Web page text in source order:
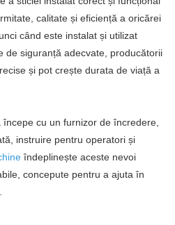
calitate și eficiență a oricărei
când este instalat și utilizat
de siguranță adecvate, producătorii
și pot crește durata de viață a
cu un furnizor de încredere,
instruire pentru operatori și
îndeplinește aceste nevoi
concepute pentru a ajuta în